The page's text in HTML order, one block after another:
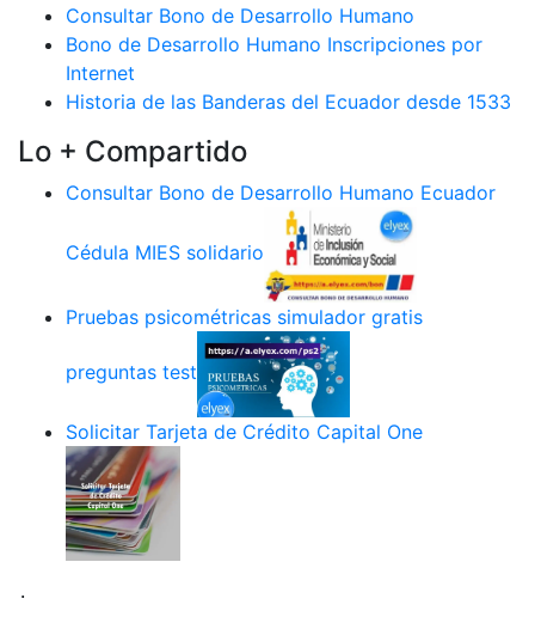
Consultar Bono de Desarrollo Humano
Bono de Desarrollo Humano Inscripciones por
Internet
Historia de las Banderas del Ecuador desde 1533
Lo + Compartido
Consultar Bono de Desarrollo Humano Ecuador
Cédula MIES solidario
Pruebas psicométricas simulador gratis
preguntas test
Solicitar Tarjeta de Crédito Capital One
.